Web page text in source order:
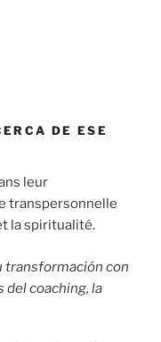
DE ESE
leur
transpersonnelle
la spiritualité.
transformación con
del coaching, la